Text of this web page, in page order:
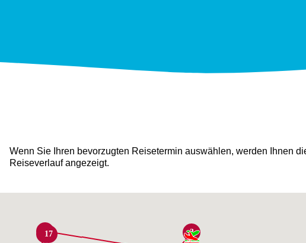
Wenn Sie Ihren bevorzugten Reisetermin auswählen, werden Ihnen
Reiseverlauf angezeigt.
3
16
17
18